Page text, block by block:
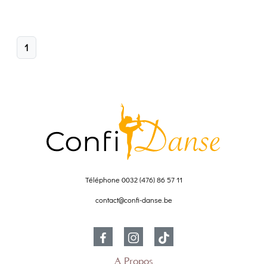
1
Téléphone 0032 (476) 86 57 11
contact@confi-danse.be
À Propos